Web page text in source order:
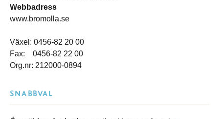
Webbadress
www.bromolla.se
Växel: 0456-82 20 00
Fax: 0456-82 22 00
Org.nr: 212000-0894
SNABBVAL